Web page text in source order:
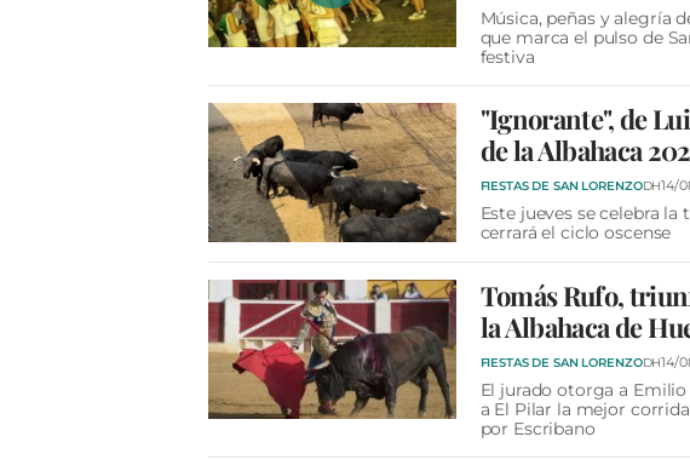
Música, peñas y alegría
que marca el pulso de
festiva
"Ignorante", de
de la Albahaca
FIESTAS DE SAN LORENZODH14/
Este jueves se celebra
cerrará el ciclo oscense
Tomás Rufo,
la Albahaca de
FIESTAS DE SAN LORENZODH14/
El jurado otorga a
a El Pilar la mejor
por Escribano